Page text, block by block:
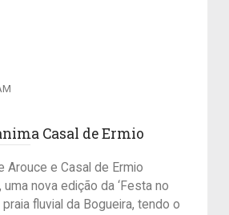
Casal de Ermio
Arouce e Casal de Ermio
nova edição da ‘Festa no
praia fluvial da Bogueira, tendo o